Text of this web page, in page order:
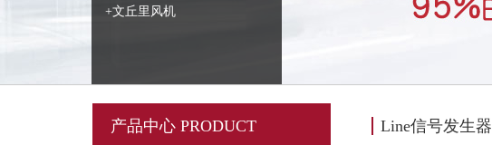
+文丘里风机
产品中心 PRODUCT Line信号发生器